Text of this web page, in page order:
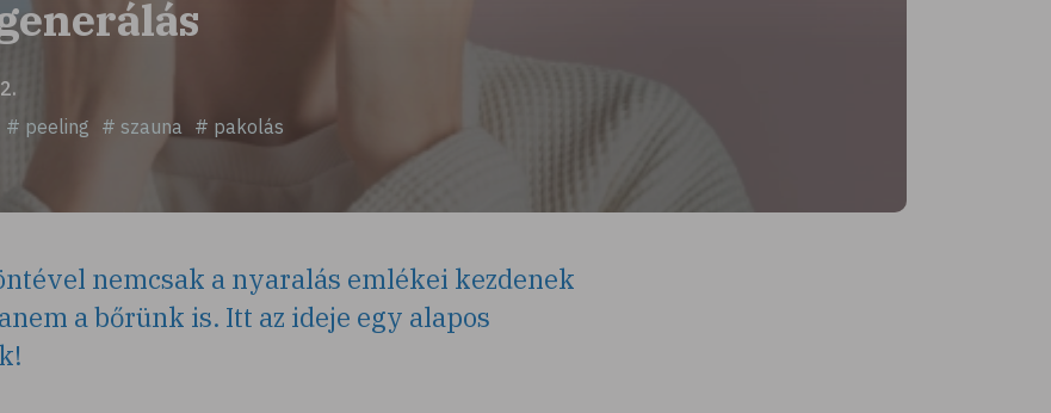
# peeling # szauna # pakolás
nemcsak a nyaralás emlékei kezdenek
a bőrünk is. Itt az ideje egy alapos